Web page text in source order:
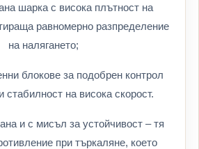
шарка с висока плътност на
равномерно разпределение
на налягането;
блокове за подобрен контрол
стабилност на висока скорост.
и с мисъл за устойчивост – тя
при търкаляне, което